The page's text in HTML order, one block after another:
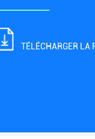
TÉLÉCHARGER LA